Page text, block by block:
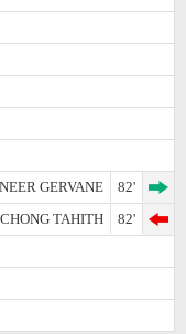
GERVANE
82'
CHONG TAHITH
82'